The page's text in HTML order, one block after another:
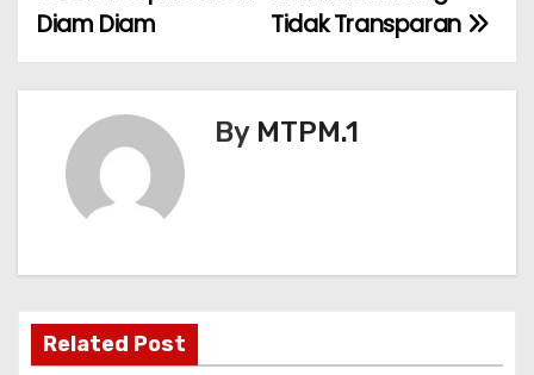
k
g
o
Tidak Transparan
Diam Diam
By MTPM.1
Related Post